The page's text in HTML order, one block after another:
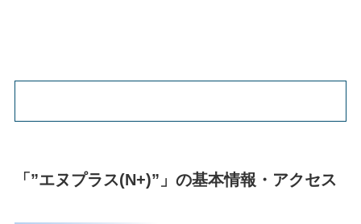
「”エヌプラス(N+)”」の基本情報・アクセス